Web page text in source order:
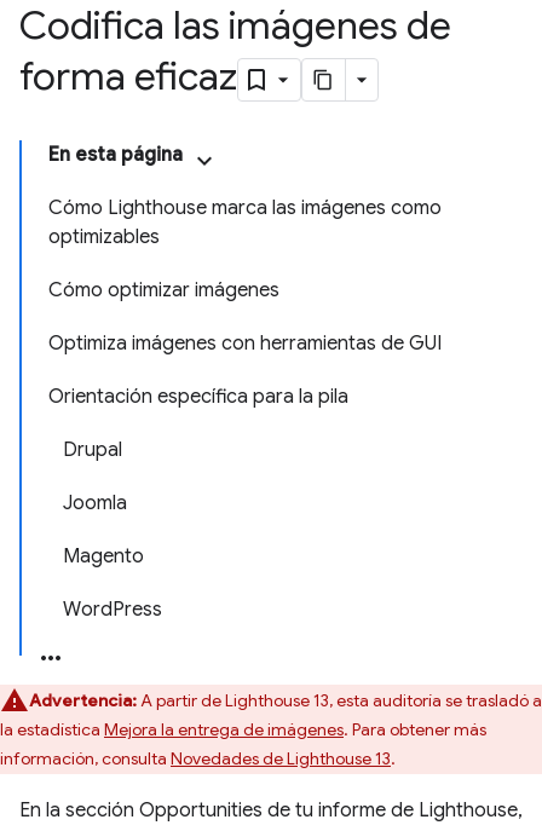
Codifica las imágenes de
forma eficaz
En esta página
Cómo Lighthouse marca las imágenes como
optimizables
Cómo optimizar imágenes
Optimiza imágenes con herramientas de GUI
Orientación específica para la pila
Drupal
Joomla
Magento
WordPress
Advertencia:A partir de Lighthouse 13, esta auditoría se trasladó a
la estadística Mejora la entrega de imágenes. Para obtener más
información, consulta Novedades de Lighthouse 13.
En la sección Opportunities de tu informe de Lighthouse,